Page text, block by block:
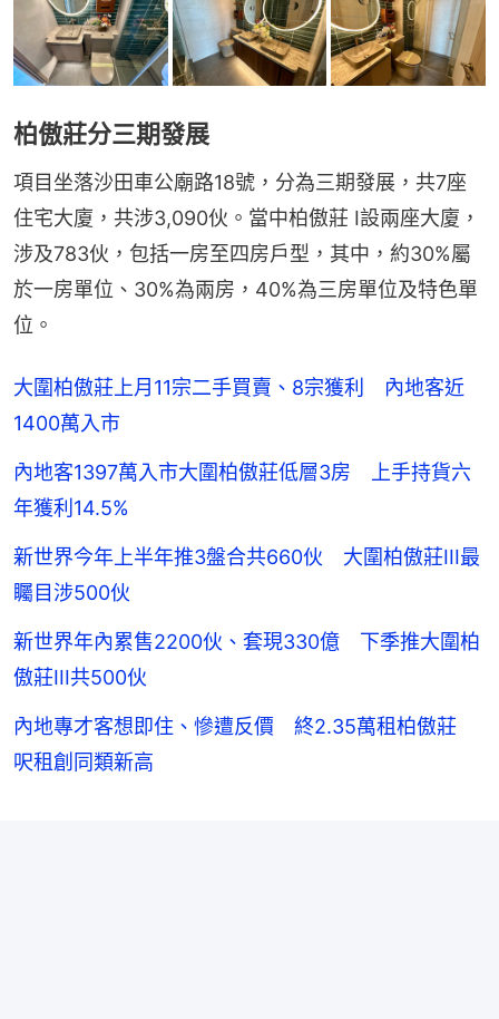
柏傲莊分三期發展
項目坐落沙田車公廟路18號，分為三期發展，共7座
住宅大廈，共涉3,090伙。當中柏傲莊 I設兩座大廈，
涉及783伙，包括一房至四房戶型，其中，約30%屬
於一房單位、30%為兩房，40%為三房單位及特色單
位。
大圍柏傲莊上月11宗二手買賣、8宗獲利 內地客近
1400萬入市
內地客1397萬入市大圍柏傲莊低層3房 上手持貨六
年獲利14.5%
新世界今年上半年推3盤合共660伙 大圍柏傲莊III最
矚目涉500伙
新世界年內累售2200伙、套現330億 下季推大圍柏
傲莊III共500伙
內地專才客想即住、慘遭反價 終2.35萬租柏傲莊
呎租創同類新高